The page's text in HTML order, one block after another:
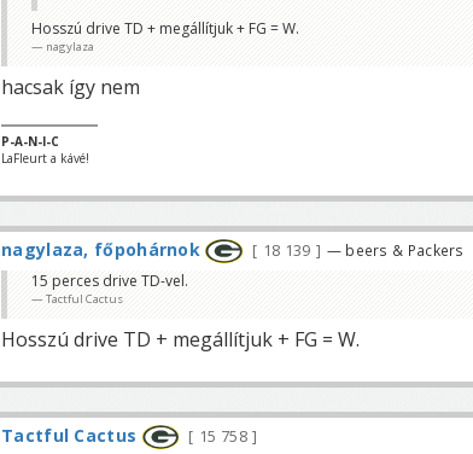
Hosszú drive TD + megállítjuk + FG = W.
nagylaza
hacsak így nem
P-A-N-I-C
LaFleurt a kávé!
nagylaza, főpohárnok 18 139 — beers & Packers
15 perces drive TD-vel.
Tactful Cactus
Hosszú drive TD + megállítjuk + FG = W.
Tactful Cactus 15 758